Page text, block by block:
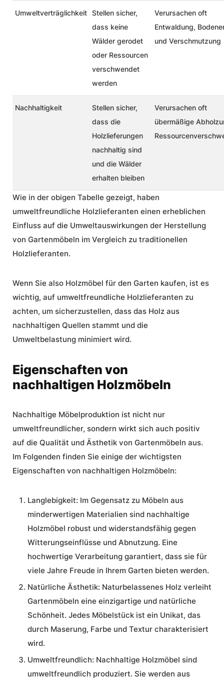
Umweltverträglichkeit Stellen sicher,
dass keine
Wälder gerodet
oder Ressourcen
verschwendet
werden
Verursachen oft
Entwaldung,
und Verschmutzung
Nachhaltigkeit
Stellen sicher,
dass die
Holzlieferungen
nachhaltig sind
und die Wälder
erhalten bleiben
Verursachen oft
übermäßige
Wie in der obigen Tabelle gezeigt, haben
umweltfreundliche Holzlieferanten einen erheblichen
Einfluss auf die Umweltauswirkungen der Herstellung
von Gartenmöbeln im Vergleich zu traditionellen
Holzlieferanten.
Wenn Sie also Holzmöbel für den Garten kaufen, ist es
wichtig, auf umweltfreundliche Holzlieferanten zu
achten, um sicherzustellen, dass das Holz aus
nachhaltigen Quellen stammt und die
Umweltbelastung minimiert wird.
Eigenschaften von
nachhaltigen Holzmöbeln
Nachhaltige Möbelproduktion ist nicht nur
umweltfreundlicher, sondern wirkt sich auch positiv
auf die Qualität und Ästhetik von Gartenmöbeln aus.
Im Folgenden finden Sie einige der wichtigsten
Eigenschaften von nachhaltigen Holzmöbeln:
Langlebigkeit: Im Gegensatz zu Möbeln aus
minderwertigen Materialien sind nachhaltige
Holzmöbel robust und widerstandsfähig gegen
Witterungseinflüsse und Abnutzung. Eine
hochwertige Verarbeitung garantiert, dass sie für
viele Jahre Freude in Ihrem Garten bieten werden.
Natürliche Ästhetik: Naturbelassenes Holz verleiht
Gartenmöbeln eine einzigartige und natürliche
Schönheit. Jedes Möbelstück ist ein Unikat, das
durch Maserung, Farbe und Textur charakterisiert
wird.
Umweltfreundlich: Nachhaltige Holzmöbel sind
umweltfreundlich produziert. Sie werden aus